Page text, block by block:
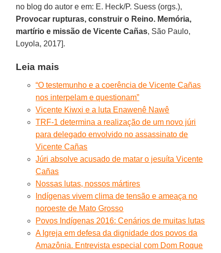
no blog do autor e em: E. Heck/P. Suess (orgs.),
Provocar rupturas, construir o Reino. Memória,
martírio e missão de Vicente Cañas, São Paulo,
Loyola, 2017].
Leia mais
“O testemunho e a coerência de Vicente Cañas
nos interpelam e questionam”
Vicente Kiwxi e a luta Enawenê Nawê
TRF-1 determina a realização de um novo júri
para delegado envolvido no assassinato de
Vicente Cañas
Júri absolve acusado de matar o jesuíta Vicente
Cañas
Nossas lutas, nossos mártires
Indígenas vivem clima de tensão e ameaça no
noroeste de Mato Grosso
Povos Indígenas 2016: Cenários de muitas lutas
A Igreja em defesa da dignidade dos povos da
Amazônia. Entrevista especial com Dom Roque